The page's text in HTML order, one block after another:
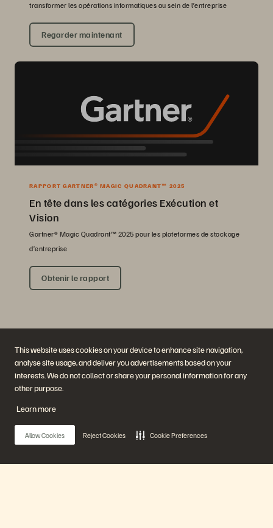
This website uses cookies on your device to enhance site navigation,
analyse site usage, and deliver you advertisements based on your
interests. We do not collect or share your personal information for any
other purpose.
Learn more
Allow Cookies Reject Cookies Cookie Preferences
transformer les opérations informatiques au sein de l’entreprise
Regarder maintenant
RAPPORT GARTNER® MAGIC QUADRANT™ 2025
En tête dans les catégories Exécution et
Vision
Gartner® Magic Quadrant™ 2025 pour les plateformes de stockage
d’entreprise
Obtenir le rapport
impact social
Relations investisseurs
Protection des données